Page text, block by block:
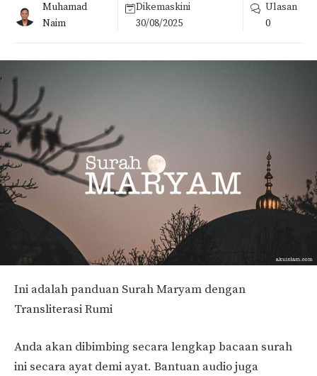
Muhamad
Naim
Dikemaskini
30/08/2025
Ulasan
0
Ini adalah panduan Surah Maryam dengan
Transliterasi Rumi
Anda akan dibimbing secara lengkap bacaan surah
ini secara ayat demi ayat. Bantuan audio juga